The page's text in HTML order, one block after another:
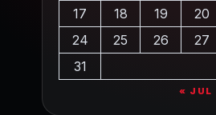
17
18 19 20
24
25 26 27
31
« JUL